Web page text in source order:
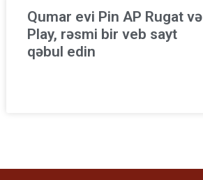
Qumar evi Pin AP Rugat və
Play, rəsmi bir veb sayt
qəbul edin